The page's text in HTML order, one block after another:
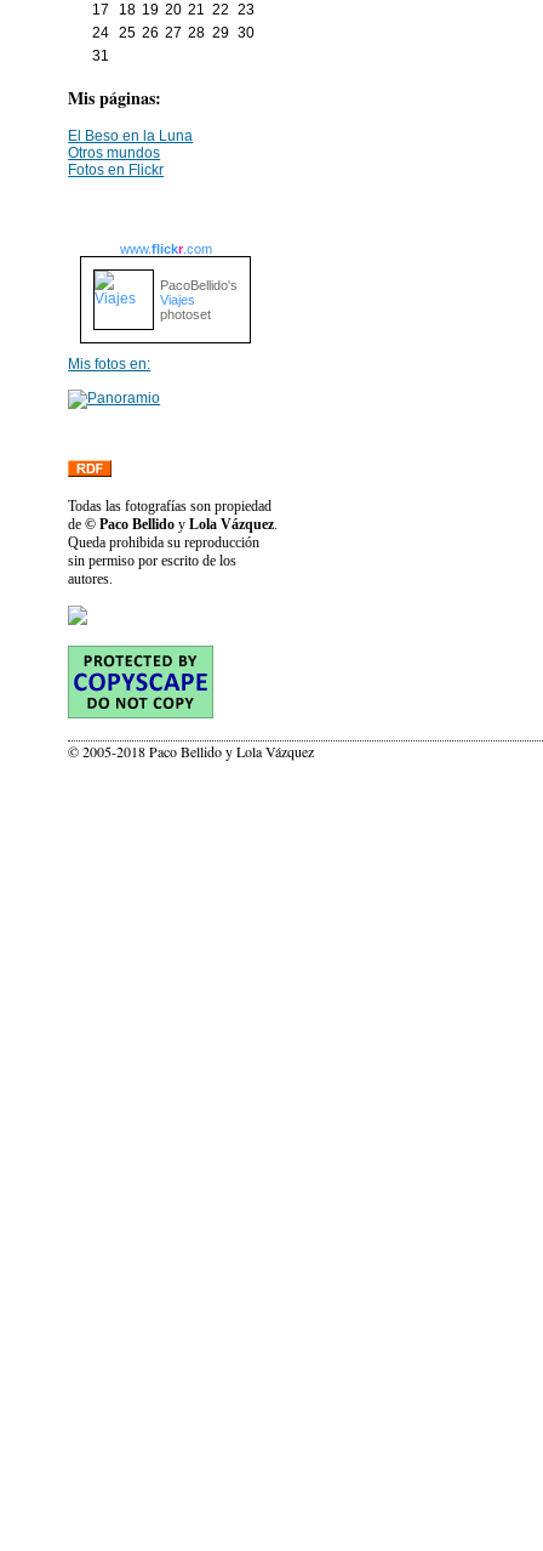
17
18 19 20 21 22 23
24 25 26 27 28 29 30
31
Mis páginas:
El Beso en la Luna
Otros mundos
Fotos en Flickr
www.flickr.com
PacoBellido's
Viajes
photoset
Mis fotos en:
Todas las fotografías son propiedad
de© Paco Bellido yLola Vázquez.
Queda prohibida su reproducción
sin permiso por escrito de los
autores.
© 2005-2018 Paco Bellido y Lola Vázquez